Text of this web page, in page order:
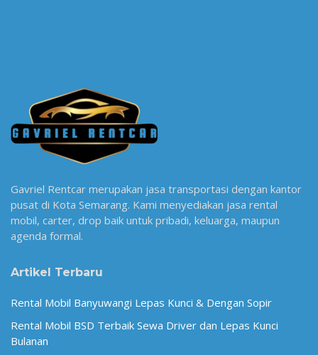
Gavriel Rentcar merupakan jasa transportasi dengan kantor
pusat di Kota Semarang. Kami menyediakan jasa rental
mobil, carter, drop baik untuk pribadi, keluarga, maupun
agenda formal.
Artikel Terbaru
Rental Mobil Banyuwangi Lepas Kunci & Dengan Sopir
Rental Mobil BSD Terbaik Sewa Driver dan Lepas Kunci
Bulanan